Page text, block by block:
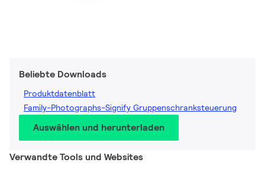
Beliebte Downloads
Produktdatenblatt
Family-Photographs-Signify Gruppenschranksteuerung
Auswählen und herunterladen
Verwandte Tools und Websites